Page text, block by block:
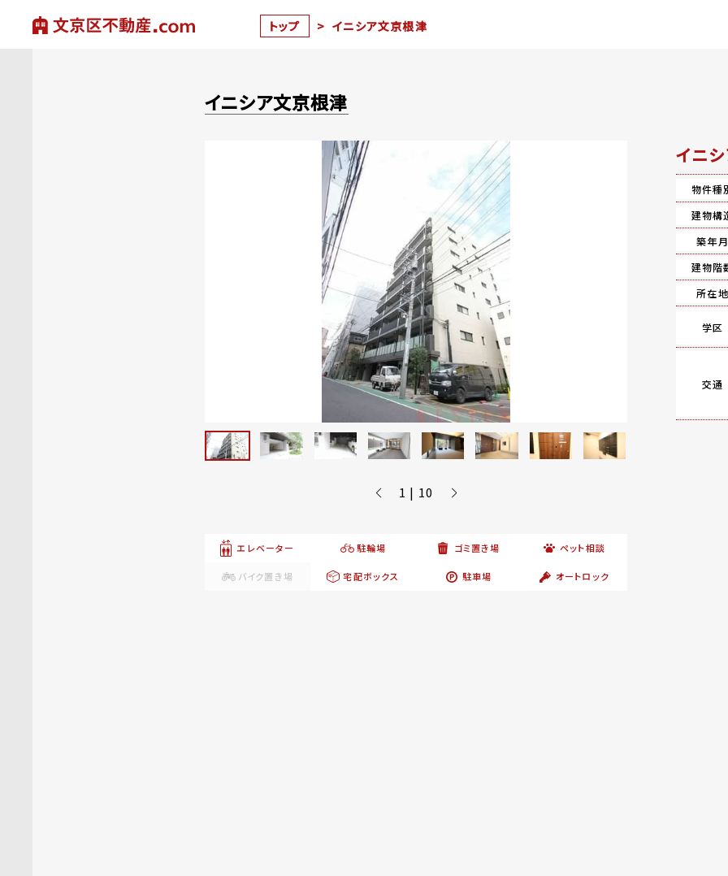
トップ > イニシア文京根津
イニシア文京根津
1 | 10
エレベーター 駐輪場 ゴミ置き場 ペット相談
バイク置き場 宅配ボックス 駐車場 オートロック
イニ
物件種
建物構
築年月
建物階
所在地
学区
交通